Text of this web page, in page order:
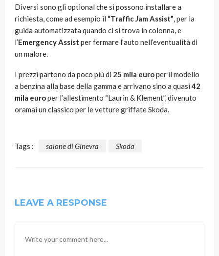
Diversi sono gli optional che si possono installare a
richiesta, come ad esempio il “Traffic Jam Assist”, per la
guida automatizzata quando ci si trova in colonna, e
l’Emergency Assist per fermare l’auto nell’eventualità di
un malore.
I prezzi partono da poco più di 25 mila europer il modello
a benzina alla base della gamma e arrivano sino a quasi42
mila europer l’allestimento “Laurin & Klement”, divenuto
oramai un classico per le vetture griffate Skoda.
Tags : salone di Ginevra Skoda
LEAVE A RESPONSE